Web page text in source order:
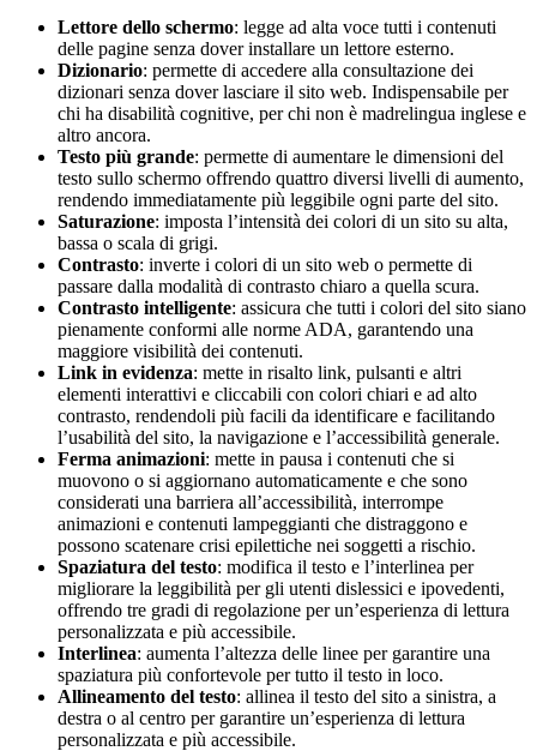
Lettore dello schermo: legge ad alta voce tutti i contenuti
delle pagine senza dover installare un lettore esterno.
Dizionario: permette di accedere alla consultazione dei
dizionari senza dover lasciare il sito web. Indispensabile per
chi ha disabilità cognitive, per chi non è madrelingua inglese e
altro ancora.
Testo più grande: permette di aumentare le dimensioni del
testo sullo schermo offrendo quattro diversi livelli di aumento,
rendendo immediatamente più leggibile ogni parte del sito.
Saturazione: imposta l’intensità dei colori di un sito su alta,
bassa o scala di grigi.
Contrasto: inverte i colori di un sito web o permette di
passare dalla modalità di contrasto chiaro a quella scura.
Contrasto intelligente: assicura che tutti i colori del sito siano
pienamente conformi alle norme ADA, garantendo una
maggiore visibilità dei contenuti.
Link in evidenza: mette in risalto link, pulsanti e altri
elementi interattivi e cliccabili con colori chiari e ad alto
contrasto, rendendoli più facili da identificare e facilitando
l’usabilità del sito, la navigazione e l’accessibilità generale.
Ferma animazioni: mette in pausa i contenuti che si
muovono o si aggiornano automaticamente e che sono
considerati una barriera all’accessibilità, interrompe
animazioni e contenuti lampeggianti che distraggono e
possono scatenare crisi epilettiche nei soggetti a rischio.
Spaziatura del testo: modifica il testo e l’interlinea per
migliorare la leggibilità per gli utenti dislessici e ipovedenti,
offrendo tre gradi di regolazione per un’esperienza di lettura
personalizzata e più accessibile.
Interlinea: aumenta l’altezza delle linee per garantire una
spaziatura più confortevole per tutto il testo in loco.
Allineamento del testo: allinea il testo del sito a sinistra, a
destra o al centro per garantire un’esperienza di lettura
personalizzata e più accessibile.